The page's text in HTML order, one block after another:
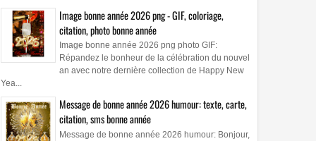
Image bonne année 2026 png - GIF, coloriage,
citation, photo bonne année
Image bonne année 2026 png photo GIF:
Répandez le bonheur de la célébration du nouvel
an avec notre dernière collection de Happy New
Yea...
Message de bonne année 2026 humour: texte, carte,
citation, sms bonne année
Message de bonne année 2026 humour: Bonjour,